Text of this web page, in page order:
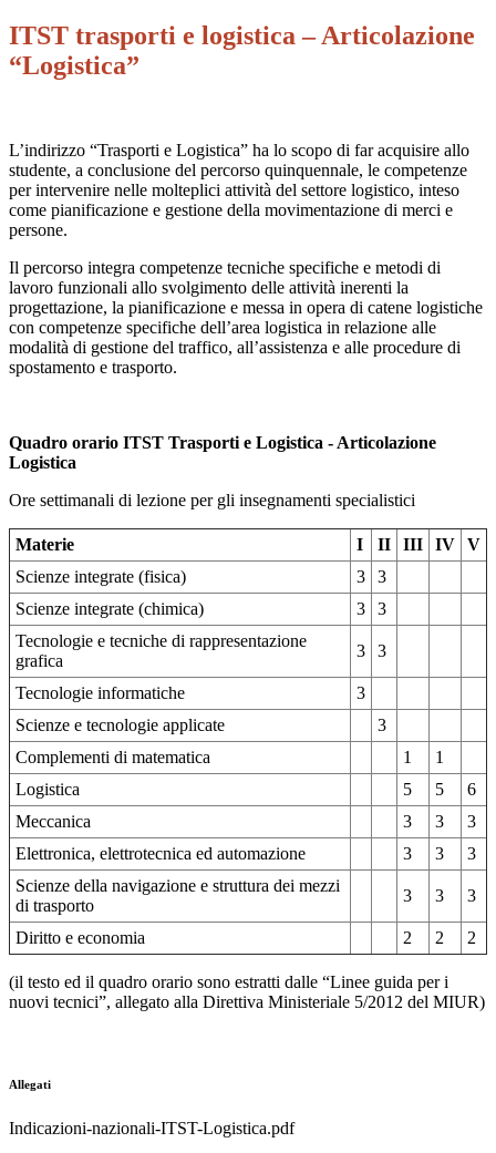
ITST trasporti e logistica – Articolazione
“Logistica”
L’indirizzo “Trasporti e Logistica” ha lo scopo di far acquisire allo
studente, a conclusione del percorso quinquennale, le competenze
per intervenire nelle molteplici attività del settore logistico, inteso
come pianificazione e gestione della movimentazione di merci e
persone.
Il percorso integra competenze tecniche specifiche e metodi di
lavoro funzionali allo svolgimento delle attività inerenti la
progettazione, la pianificazione e messa in opera di catene logistiche
con competenze specifiche dell’area logistica in relazione alle
modalità di gestione del traffico, all’assistenza e alle procedure di
spostamento e trasporto.
Quadro orario ITST Trasporti e Logistica - Articolazione
Logistica
Ore settimanali di lezione per gli insegnamenti specialistici
Materie I II III IV
V
Scienze integrate (fisica)
3
3
Scienze integrate (chimica)
3
3
Tecnologie e tecniche di rappresentazione
grafica
3 3
Tecnologie informatiche
3
Scienze e tecnologie applicate
3
Complementi di matematica
1
1
Logistica
5 5
6
Meccanica
3 3
3
Elettronica, elettrotecnica ed automazione
3 3
3
Scienze della navigazione e struttura dei mezzi
di trasporto
3 3 3
Diritto e economia 2 2 2
(il testo ed il quadro orario sono estratti dalle “Linee guida per i
nuovi tecnici”, allegato alla Direttiva Ministeriale 5/2012 del MIUR)
Allegati
Indicazioni-nazionali-ITST-Logistica.pdf